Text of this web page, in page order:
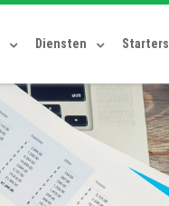
Diensten Starters